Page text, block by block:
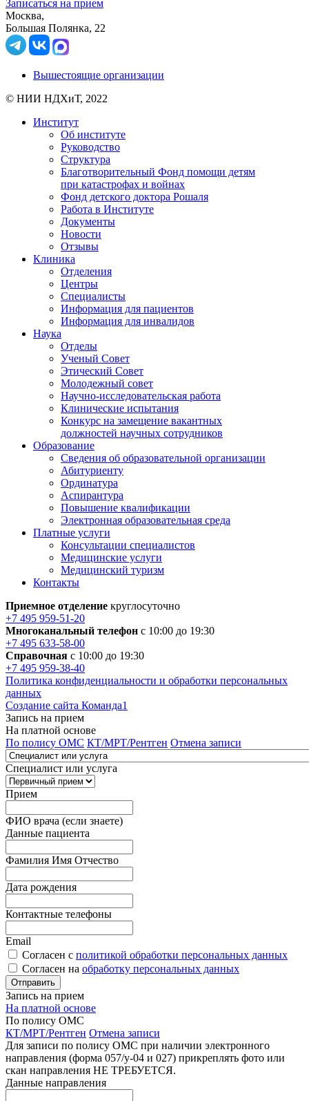
Записаться на прием
Москва,
Большая Полянка, 22
Вышестоящие организации
© НИИ НДХиТ, 2022
Институт
Об институте
Руководство
Структура
Благотворительный Фонд помощи детям
при катастрофах и войнах
Фонд детского доктора Рошаля
Работа в Институте
Документы
Новости
Отзывы
Клиника
Отделения
Центры
Специалисты
Информация для пациентов
Информация для инвалидов
Наука
Отделы
Ученый Совет
Этический Совет
Молодежный совет
Научно-исследовательская работа
Клинические испытания
Конкурс на замещение вакантных
должностей научных сотрудников
Образование
Сведения об образовательной организации
Абитуриенту
Ординатура
Аспирантура
Повышение квалификации
Электронная образовательная среда
Платные услуги
Консультации специалистов
Медицинские услуги
Медицинский туризм
Контакты
Приемное отделение круглосуточно
+7 495 959-51-20
Многоканальный телефон с 10:00 до 19:30
+7 495 633-58-00
Справочная с 10:00 до 19:30
+7 495 959-38-40
Политика конфиденциальности и обработки персональных
данных
Создание сайта Команда1
Запись на прием
На платной основе
По полису ОМС КТ/МРТ/Рентген Отмена записи
Специалист или услуга
Прием
ФИО врача (если знаете)
Данные пациента
Фамилия Имя Отчество
Дата рождения
Контактные телефоны
Email
Согласен с политикой обработки персональных данных
Согласен на обработку персональных данных
Запись на прием
На платной основе
По полису ОМС
КТ/МРТ/Рентген Отмена записи
Для записи по полису ОМС при наличии электронного
направления (форма 057/у-04 и 027) прикреплять фото или
скан направления НЕ ТРЕБУЕТСЯ.
Данные направления